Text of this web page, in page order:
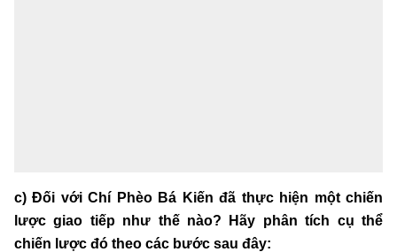
c) Đối với Chí Phèo Bá Kiến đã thực hiện một chiến
lược giao tiếp như thế nào? Hãy phân tích cụ thể
chiến lược đó theo các bước sau đây: